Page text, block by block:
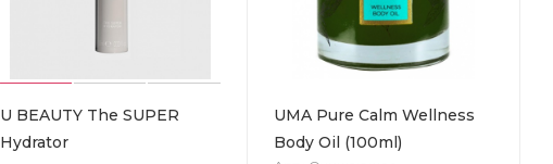
U BEAUTY The SUPER
Hydrator
UMA Pure Calm Wellness
Body Oil (100ml)